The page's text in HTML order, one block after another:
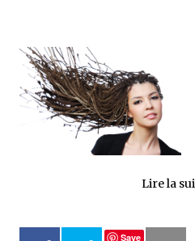
Lire la
Save